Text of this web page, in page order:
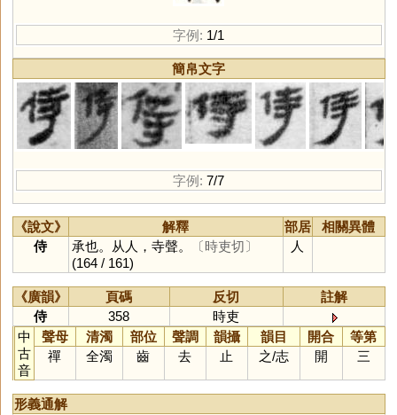
字例: 1/1
簡帛文字
字例: 7/7
《說文》 解釋 部居
相關異體
侍
承也。从人，寺聲。
〔時吏切〕
(164 / 161)
人
《廣韻》 頁碼 反切
註解
侍
358
時吏
中
古
音
聲母 清濁 部位 聲調 韻攝 韻目 開合
等第
禪
全濁 齒 去 止 之/志 開 三
形義通解